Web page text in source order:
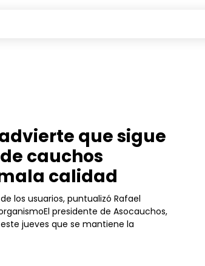
que sigue
cauchos
calidad
los usuarios, puntualizó Rafael
presidente de Asocauchos,
jueves que se mantiene la